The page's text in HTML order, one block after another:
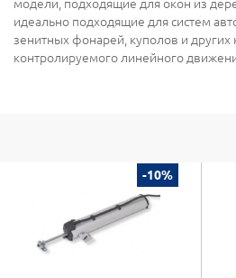
модели, подходящие для окон из
идеально подходящие для систем
зенитных фонарей, куполов и других
контролируемого линейного
-10%